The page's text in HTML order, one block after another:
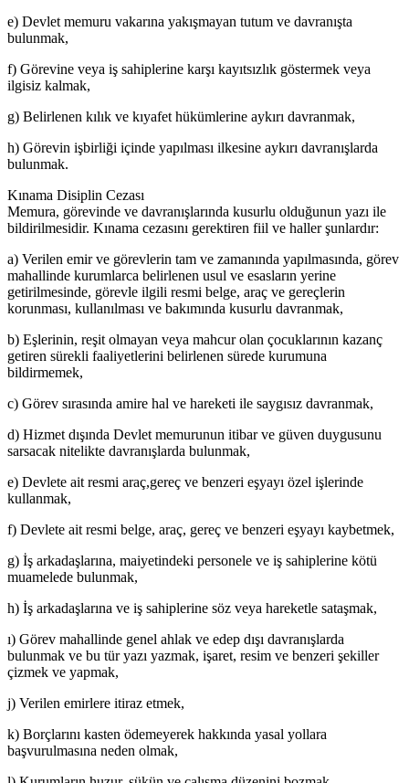
e) Devlet memuru vakarına yakışmayan tutum ve davranışta
bulunmak,
f) Görevine veya iş sahiplerine karşı kayıtsızlık göstermek veya
ilgisiz kalmak,
g) Belirlenen kılık ve kıyafet hükümlerine aykırı davranmak,
h) Görevin işbirliği içinde yapılması ilkesine aykırı davranışlarda
bulunmak.
Kınama Disiplin Cezası
Memura, görevinde ve davranışlarında kusurlu olduğunun yazı ile
bildirilmesidir. Kınama cezasını gerektiren fiil ve haller şunlardır:
a) Verilen emir ve görevlerin tam ve zamanında yapılmasında, görev
mahallinde kurumlarca belirlenen usul ve esasların yerine
getirilmesinde, görevle ilgili resmi belge, araç ve gereçlerin
korunması, kullanılması ve bakımında kusurlu davranmak,
b) Eşlerinin, reşit olmayan veya mahcur olan çocuklarının kazanç
getiren sürekli faaliyetlerini belirlenen sürede kurumuna
bildirmemek,
c) Görev sırasında amire hal ve hareketi ile saygısız davranmak,
d) Hizmet dışında Devlet memurunun itibar ve güven duygusunu
sarsacak nitelikte davranışlarda bulunmak,
e) Devlete ait resmi araç,gereç ve benzeri eşyayı özel işlerinde
kullanmak,
f) Devlete ait resmi belge, araç, gereç ve benzeri eşyayı kaybetmek,
g) İş arkadaşlarına, maiyetindeki personele ve iş sahiplerine kötü
muamelede bulunmak,
h) İş arkadaşlarına ve iş sahiplerine söz veya hareketle sataşmak,
ı) Görev mahallinde genel ahlak ve edep dışı davranışlarda
bulunmak ve bu tür yazı yazmak, işaret, resim ve benzeri şekiller
çizmek ve yapmak,
j) Verilen emirlere itiraz etmek,
k) Borçlarını kasten ödemeyerek hakkında yasal yollara
başvurulmasına neden olmak,